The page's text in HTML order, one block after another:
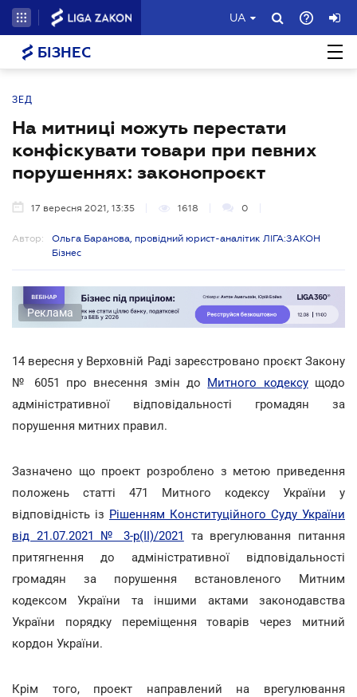
UA
БІЗНЕС
ЗЕД
На митниці можуть перестати
конфіскувати товари при певних
порушеннях: законопроєкт
17 вересня 2021, 13:35 1618 0
Автор:
Ольга Баранова, провідний юрист-аналітик ЛІГА:ЗАКОН
Бізнес
Реклама
14 вересня у Верховній Раді зареєстровано проєкт Закону
№ 6051 про внесення змін до Митного кодексущодо
адміністративної відповідальності громадян за
порушення митних правил.
Зазначено що проект розроблено з метою приведення
положень статті 471 Митного кодексу України у
відповідність із Рішенням Конституційного Суду України
від 21.07.2021 № 3-р(II)/2021
та врегулювання питання
притягнення до адміністративної відповідальності
громадян за порушення встановленого Митним
кодексом України та іншими актами законодавства
України порядку переміщення товарів через митний
кордон України.
Крім того, проект направлений на врегулювання